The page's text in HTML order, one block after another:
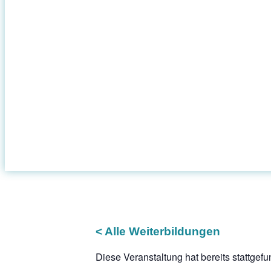
< Alle Weiterbildungen
Diese Veranstaltung hat bereits